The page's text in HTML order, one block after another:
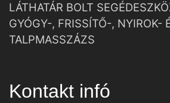
LÁTHATÁR BOLT
GYÓGY-, FRISSÍTŐ-, NYIROK-
TALPMASSZÁZS
Kontakt infó